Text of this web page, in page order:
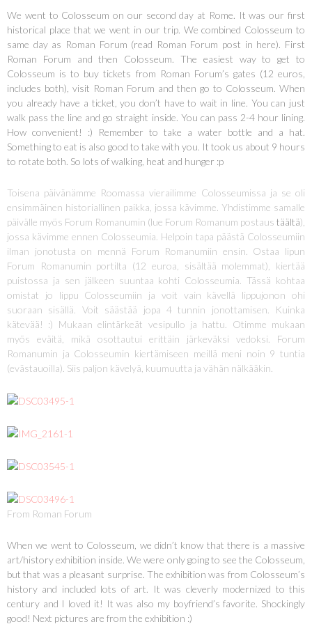
We went to Colosseum on our second day at Rome. It was our first
historical place that we went in our trip. We combined Colosseum to
same day as Roman Forum (read Roman Forum post in here). First
Roman Forum and then Colosseum. The easiest way to get to
Colosseum is to buy tickets from Roman Forum’s gates (12 euros,
includes both), visit Roman Forum and then go to Colosseum. When
you already have a ticket, you don’t have to wait in line. You can just
walk pass the line and go straight inside. You can pass 2-4 hour lining.
How convenient! :) Remember to take a water bottle and a hat.
Something to eat is also good to take with you. It took us about 9 hours
to rotate both. So lots of walking, heat and hunger :p
Toisena päivänämme Roomassa vierailimme Colosseumissa ja se oli
ensimmäinen historiallinen paikka, jossa kävimme. Yhdistimme samalle
päivälle myös Forum Romanumin (lue Forum Romanum postaus täältä),
jossa kävimme ennen Colosseumia. Helpoin tapa päästä Colosseumiin
ilman jonotusta on mennä Forum Romanumiin ensin. Ostaa lipun
Forum Romanumin portilta (12 euroa, sisältää molemmat), kiertää
puistossa ja sen jälkeen suuntaa kohti Colosseumia. Tässä kohtaa
omistat jo lippu Colosseumiin ja voit vain kävellä lippujonon ohi
suoraan sisällä. Voit säästää jopa 4 tunnin jonottamisen. Kuinka
kätevää! :) Mukaan elintärkeät vesipullo ja hattu. Otimme mukaan
myös eväitä, mikä osottautui erittäin järkeväksi vedoksi. Forum
Romanumin ja Colosseumin kiertämiseen meillä meni noin 9 tuntia
(evästauoilla). Siis paljon kävelyä, kuumuutta ja vähän nälkääkin.
From Roman Forum
When we went to Colosseum, we didn’t know that there is a massive
art/history exhibition inside. We were only going to see the Colosseum,
but that was a pleasant surprise. The exhibition was from Colosseum’s
history and included lots of art. It was cleverly modernized to this
century and I loved it! It was also my boyfriend’s favorite. Shockingly
good! Next pictures are from the exhibition :)